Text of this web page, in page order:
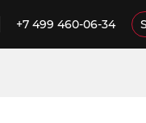
+7 499 460-06-34